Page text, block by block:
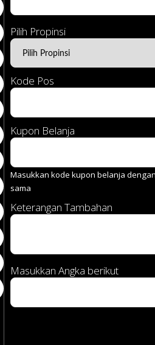
Pilih Propinsi
Kode Pos
Kupon Belanja
Masukkan kode kupon belanja
sama
Keterangan Tambahan
Masukkan Angka berikut